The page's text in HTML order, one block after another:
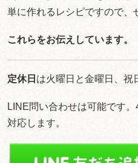
単に作れるレシピですので、
これらをお伝えしています。
定休日 は火曜日と金曜日、祝
LINE問い合わせは可能です
対応します。